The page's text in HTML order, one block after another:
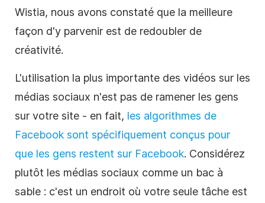
Wistia, nous avons constaté que la meilleure
façon d'y parvenir est de redoubler de
créativité.
L'utilisation la plus importante des vidéos sur les
médias sociaux n'est pas de ramener les gens
sur votre site - en fait, les algorithmes de
Facebook sont spécifiquement conçus pour
que les gens restent sur Facebook. Considérez
plutôt les médias sociaux comme un bac à
sable : c'est un endroit où votre seule tâche est